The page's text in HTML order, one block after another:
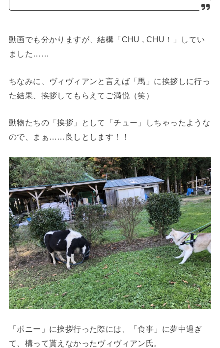
動画でも分かりますが、結構「CHU , CHU！」してい
ました……
ちなみに、ヴィヴィアンと言えば「馬」に挨拶しに行っ
た結果、挨拶してもらえてご満悦（笑）
動物たちの「挨拶」として「チュー」しちゃったような
ので、まぁ……良しとします！！
「ポニー」に挨拶行った際には、「食事」に夢中過ぎ
て、構って貰えなかったヴィヴィアン氏。